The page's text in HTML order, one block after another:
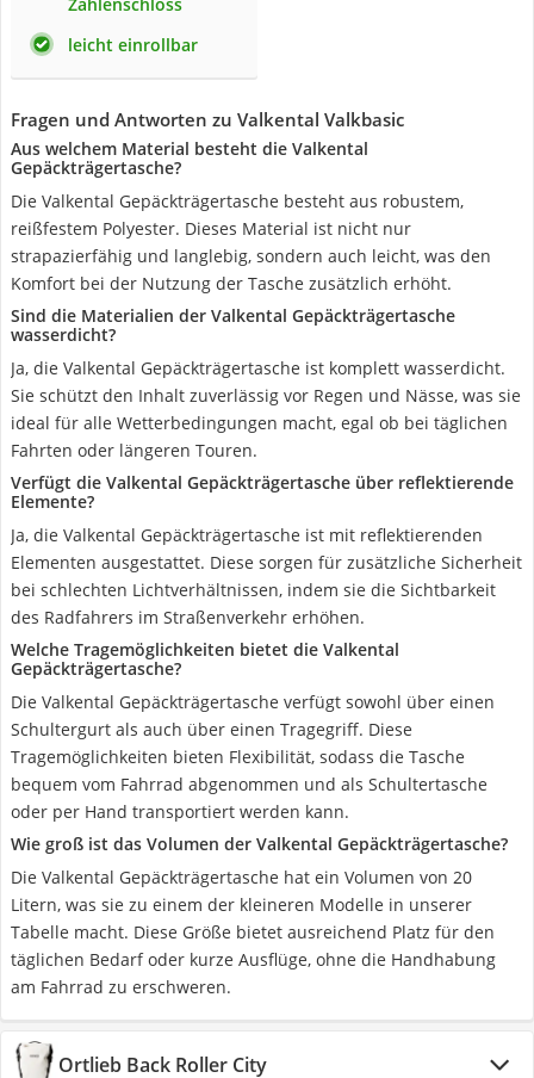
leicht einrollbar
Fragen und Antworten zu Valkental Valkbasic
Aus welchem Material besteht die Valkental
Gepäckträgertasche?
Die Valkental Gepäckträgertasche besteht aus robustem,
reißfestem Polyester. Dieses Material ist nicht nur
strapazierfähig und langlebig, sondern auch leicht, was den
Komfort bei der Nutzung der Tasche zusätzlich erhöht.
Sind die Materialien der Valkental Gepäckträgertasche
wasserdicht?
Ja, die Valkental Gepäckträgertasche ist komplett wasserdicht.
Sie schützt den Inhalt zuverlässig vor Regen und Nässe, was sie
ideal für alle Wetterbedingungen macht, egal ob bei täglichen
Fahrten oder längeren Touren.
Verfügt die Valkental Gepäckträgertasche über reflektierende
Elemente?
Ja, die Valkental Gepäckträgertasche ist mit reflektierenden
Elementen ausgestattet. Diese sorgen für zusätzliche Sicherheit
bei schlechten Lichtverhältnissen, indem sie die Sichtbarkeit
des Radfahrers im Straßenverkehr erhöhen.
Welche Tragemöglichkeiten bietet die Valkental
Gepäckträgertasche?
Die Valkental Gepäckträgertasche verfügt sowohl über einen
Schultergurt als auch über einen Tragegriff. Diese
Tragemöglichkeiten bieten Flexibilität, sodass die Tasche
bequem vom Fahrrad abgenommen und als Schultertasche
oder per Hand transportiert werden kann.
Wie groß ist das Volumen der Valkental Gepäckträgertasche?
Die Valkental Gepäckträgertasche hat ein Volumen von 20
Litern, was sie zu einem der kleineren Modelle in unserer
Tabelle macht. Diese Größe bietet ausreichend Platz für den
täglichen Bedarf oder kurze Ausflüge, ohne die Handhabung
am Fahrrad zu erschweren.
Ortlieb Back Roller City